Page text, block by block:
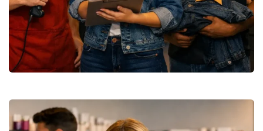
CAP Equipier Polyvalent du
Commerce